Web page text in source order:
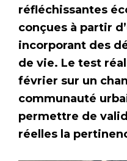
réfléchissantes
conçues à partir
incorporant des
de vie. Le test
février sur un
communauté
permettre de
réelles la